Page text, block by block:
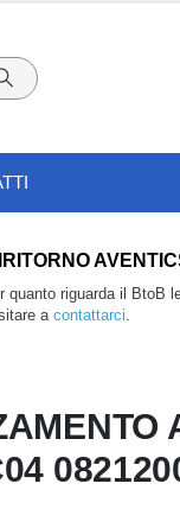
riguarda il BtoB
a contattarci